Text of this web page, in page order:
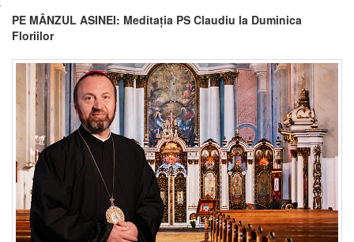
PE MÂNZUL ASINEI: Meditația PS Claudiu la Duminica
Floriilor